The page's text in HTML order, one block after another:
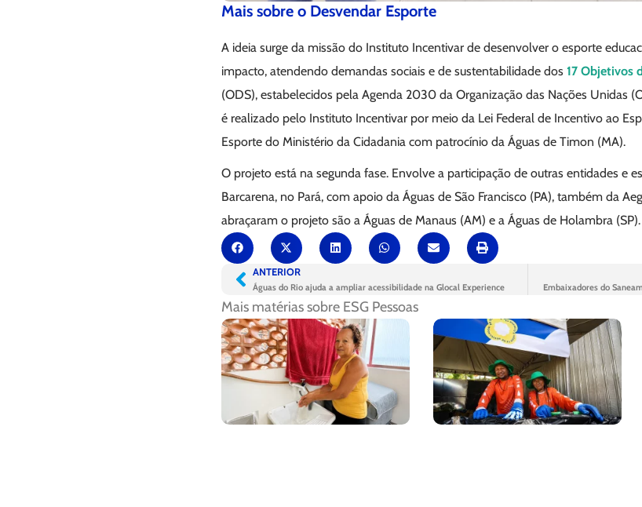
Mais sobre o Desvendar Esporte
A ideia surge da missão do Instituto Incentivar de desenvolver o esporte
impacto, atendendo demandas sociais e de sustentabilidade dos 17 Objetivos
(ODS), estabelecidos pela Agenda 2030 da Organização das Nações Unidas
é realizado pelo Instituto Incentivar por meio da Lei Federal de Incentivo ao
Esporte do Ministério da Cidadania com patrocínio da Águas de Timon (MA).
O projeto está na segunda fase. Envolve a participação de outras entidades e
Barcarena, no Pará, com apoio da Águas de São Francisco (PA), também da
abraçaram o projeto são a Águas de Manaus (AM) e a Águas de Holambra (SP).
ANTERIOR
Águas do Rio ajuda a ampliar acessibilidade na Glocal Experience Embaixadores do
Mais matérias sobre ESG Pessoas